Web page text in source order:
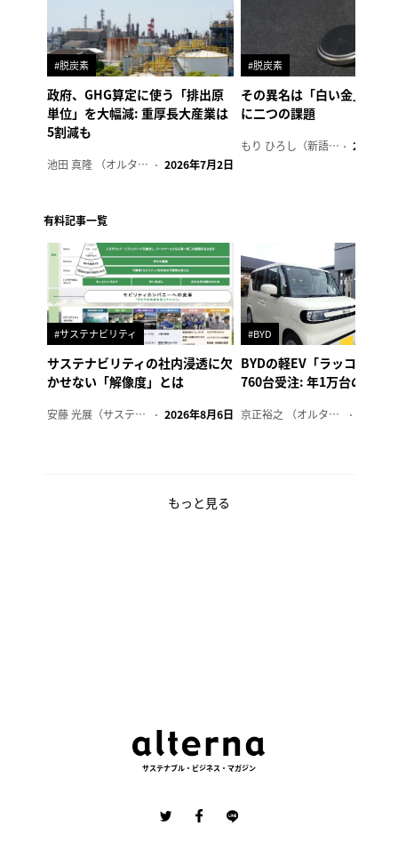
#脱炭素
政府、GHG算定に使う「排出原
単位」を大幅減: 重厚長大産業は
5割減も
池田 真隆 （オルタナ輪番編集長） 2026年7月2日
#脱炭素
その異名は「白い金」、リ
に二つの課題
もり ひろし（新語ウォッチャー） 2023年7
有料記事一覧
#サステナビリティ
サステナビリティの社内浸透に欠
かせない「解像度」とは
安藤 光展（サステナビリティ・コンサルタント） 2026年8月6日
#BYD
BYDの軽EV「ラッコ」、1
760台受注: 年1万台の販売
京正裕之 （オルタナ副編集長）
もっと見る
サステナブル・ビジネス・マガジン